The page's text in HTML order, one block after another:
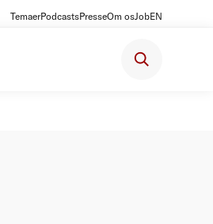
TemaerPodcastsPresseOm osJobEN